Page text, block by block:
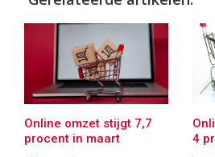
Online omzet stijgt 7,7
procent in maart
4